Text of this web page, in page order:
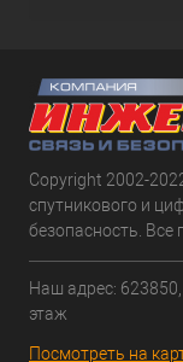
Copyright 2002-
спутникового и
безопасность.
Наш адрес: 623850,
этаж
Посмотреть на